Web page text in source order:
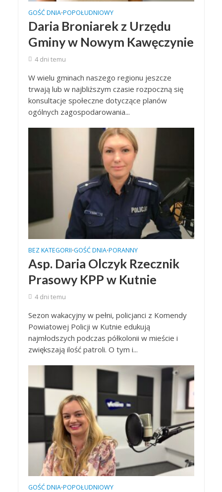
GOŚĆ DNIA•POPOŁUDNIOWY
Daria Broniarek z Urzędu
Gminy w Nowym Kawęczynie
4 dni temu
W wielu gminach naszego regionu jeszcze
trwają lub w najbliższym czasie rozpoczną się
konsultacje społeczne dotyczące planów
ogólnych zagospodarowania...
BEZ KATEGORII•GOŚĆ DNIA•PORANNY
Asp. Daria Olczyk Rzecznik
Prasowy KPP w Kutnie
4 dni temu
Sezon wakacyjny w pełni, policjanci z Komendy
Powiatowej Policji w Kutnie edukują
najmłodszych podczas półkolonii w mieście i
zwiększają ilość patroli. O tym i...
GOŚĆ DNIA•POPOŁUDNIOWY